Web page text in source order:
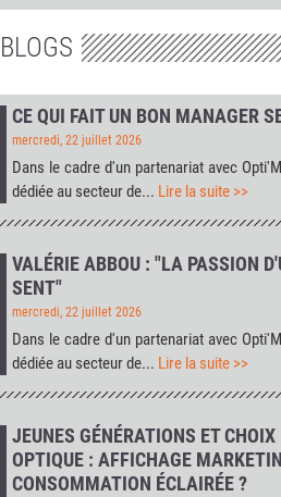
BLOGS
CE QUI FAIT UN BON MANAGER
mercredi, 22 juillet 2026
Dans le cadre d'un partenariat avec
dédiée au secteur de... Lire la suite >>
VALÉRIE ABBOU : "LA PASSION
SENT"
mercredi, 22 juillet 2026
Dans le cadre d'un partenariat avec
dédiée au secteur de... Lire la suite >>
JEUNES GÉNÉRATIONS ET
OPTIQUE : AFFICHAGE
CONSOMMATION ÉCLAIRÉE ?